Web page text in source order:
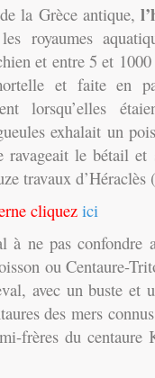
la Grèce antique,
royaumes
et entre 5 et
et faite en
lorsqu’elles
exhalait un
le bétail
travaux d’Héraclès
cliquez ici
à ne pas confondre
ou Centaure-
avec un buste et
des mers
frères du centaure